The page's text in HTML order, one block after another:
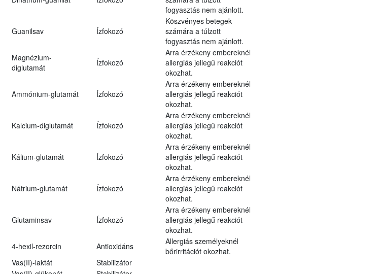
fogyasztás nem ajánlott.
Guanilsav Ízfokozó
Köszvényes betegek
számára a túlzott
fogyasztás nem ajánlott.
Magnézium-
diglutamát
Ízfokozó
Arra érzékeny embereknél
allergiás jellegű reakciót
okozhat.
Ammónium-glutamát Ízfokozó
Arra érzékeny embereknél
allergiás jellegű reakciót
okozhat.
Kalcium-diglutamát Ízfokozó
Arra érzékeny embereknél
allergiás jellegű reakciót
okozhat.
Kálium-glutamát Ízfokozó
Arra érzékeny embereknél
allergiás jellegű reakciót
okozhat.
Nátrium-glutamát Ízfokozó
Arra érzékeny embereknél
allergiás jellegű reakciót
okozhat.
Glutaminsav Ízfokozó
Arra érzékeny embereknél
allergiás jellegű reakciót
okozhat.
4-hexil-rezorcin Antioxidáns
Allergiás személyeknél
bőrirritációt okozhat.
Vas(II)-laktát
Stabilizátor